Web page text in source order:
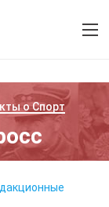
оСпорт